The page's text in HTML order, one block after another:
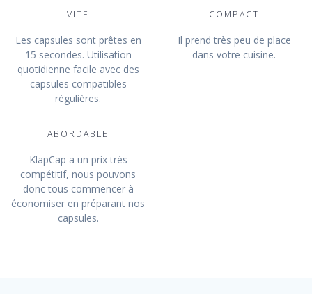
VITE
Les capsules sont prêtes en
15 secondes. Utilisation
quotidienne facile avec des
capsules compatibles
régulières.
COMPACT
Il prend très peu de place
dans votre cuisine.
ABORDABLE
KlapCap a un prix très
compétitif, nous pouvons
donc tous commencer à
économiser en préparant nos
capsules.